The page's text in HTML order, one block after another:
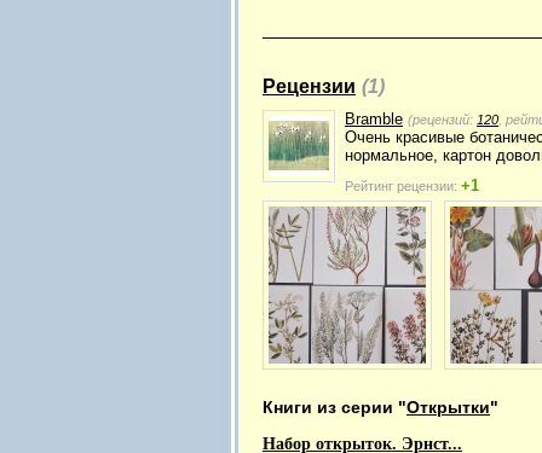
Рецензии (1)
Bramble (рецензий: 120 ,
Очень красивые
нормальное, картон
Рейтинг рецензии: +1
Книги из серии "Открытки"
Набор открыток. Эрнст...